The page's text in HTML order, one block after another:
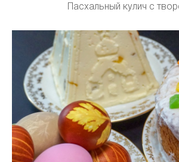
Пасхальный кулич с